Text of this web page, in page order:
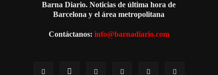
Barna Diario. Noticias de última hora de
Barcelona y el área metropolitana
Contáctanos: info@barnadiario.com